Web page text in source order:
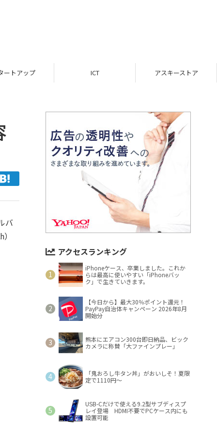
ICT アスキーストア インフォメーション
バ
アクセスランキング
iPhoneケース、卒業しました。これか
らは最高に使いやすい「iPhoneバッ
ク」で生きていきます。
【今日から】最大30％ポイント還元！
PayPay自治体キャンペーン 2026年8月
開始分
熊本にエアコン300台即日納品、ビック
カメラに称賛「大ファインプレー」
「鬼おろし牛タン丼」がおいしそ！夏限
定で1110円～
USB-Cだけで使える9.2型サブディスプ
レイ登場 HDMI不要でPCケース内にも
設置可能